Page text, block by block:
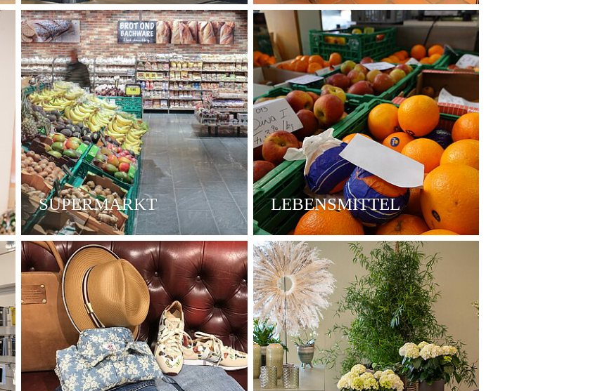
SUPERMARKT LEBENSMITTEL